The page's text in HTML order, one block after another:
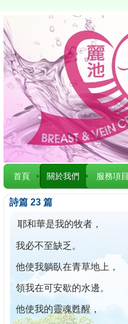
首頁 關於我們 服務項目
詩篇 23 篇
耶和華是我的牧者，
我必不至缺乏。
他使我躺臥在青草地上，
領我在可安歇的水邊。
他使我的靈魂甦醒，